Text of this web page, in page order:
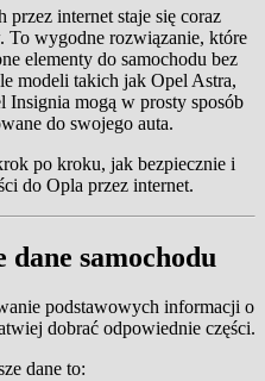
przez internet staje się coraz
wygodne rozwiązanie, które
elementy do samochodu bez
modeli takich jak Opel Astra,
mogą w prosty sposób
do swojego auta.
po kroku, jak bezpiecznie i
do Opla przez internet.
dane samochodu
podstawowych informacji o
dobrać odpowiednie części.
dane to: